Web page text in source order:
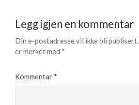
Legg igjen en kommentar
Din e-postadresse vil ikke bli publisert.
er merket med *
Kommentar *